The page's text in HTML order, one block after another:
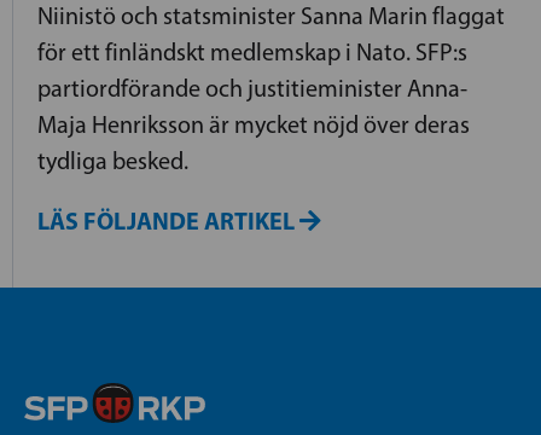
Niinistö och statsminister Sanna Marin flaggat
för ett finländskt medlemskap i Nato. SFP:s
partiordförande och justitieminister Anna-
Maja Henriksson är mycket nöjd över deras
tydliga besked.
LÄS FÖLJANDE ARTIKEL